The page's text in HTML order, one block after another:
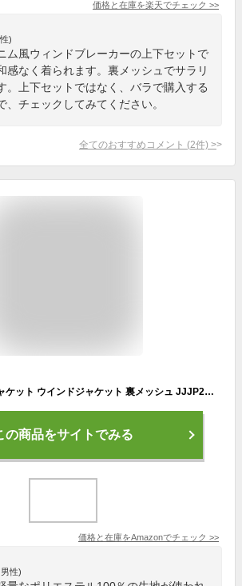
価格と在庫を楽天でチェック >>
)
ム風ウィンドブレーカーの上下セットで
感なく着られます。裏メッシュでサラリ
。上下セットではなく、バラで購入する
、チェックしてみてください。
全てのおすすめコメント (2件) >
[ニューバランス] ジャケット ウインドジャケット 裏メッシュ JJJP2100 キッズ エクリプス(ECL) 130
の商品をサイトでみる
価格と在庫をAmazonでチェック >>
性)